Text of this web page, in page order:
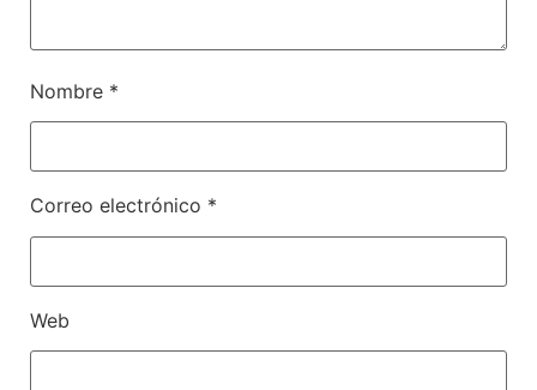
Nombre *
Correo electrónico *
Web